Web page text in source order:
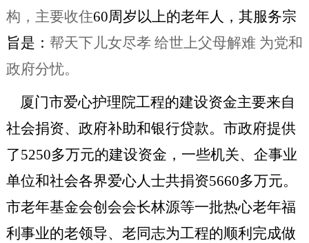
构，主要收住60周岁以上的老年人，其服务宗
旨是： 帮天下儿女尽孝 给世上父母解难 为党和
政府分忧。
厦门市爱心护理院工程的建设资金主要来自
社会捐资、政府补助和银行贷款。市政府提供
了5250多万元的建设资金，一些机关、企事业
单位和社会各界爱心人士共捐资5660多万元。
市老年基金会创会会长林源等一批热心老年福
利事业的老领导、老同志为工程的顺利完成做